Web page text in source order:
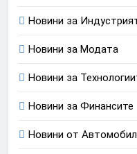
Новини за
Новини за Модата
Новини за
Новини за Финансите
Новини от